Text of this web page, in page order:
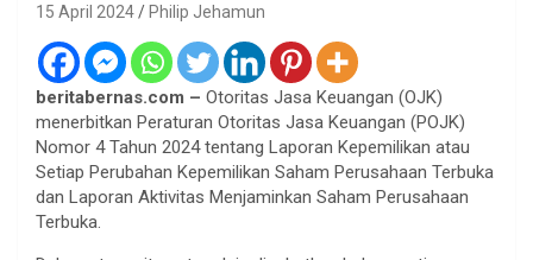
15 April 2024 Philip Jehamun
beritabernas.com – Otoritas Jasa Keuangan (OJK)
menerbitkan Peraturan Otoritas Jasa Keuangan (POJK)
Nomor 4 Tahun 2024 tentang Laporan Kepemilikan atau
Setiap Perubahan Kepemilikan Saham Perusahaan Terbuka
dan Laporan Aktivitas Menjaminkan Saham Perusahaan
Terbuka.